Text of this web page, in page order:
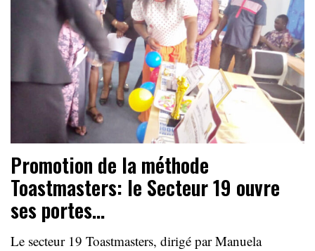
Promotion de la méthode
Toastmasters: le Secteur 19 ouvre
ses portes…
Le secteur 19 Toastmasters, dirigé par Manuela